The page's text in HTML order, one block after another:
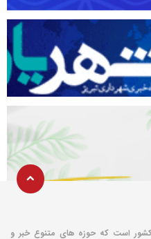
کشور است که حوزه های متنوع خبر و